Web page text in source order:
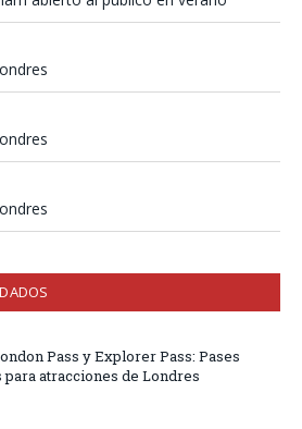
Pass y Explorer Pass: Pases
atracciones de Londres